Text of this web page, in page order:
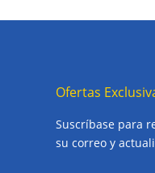
Ofertas
Suscríbase para
su correo y